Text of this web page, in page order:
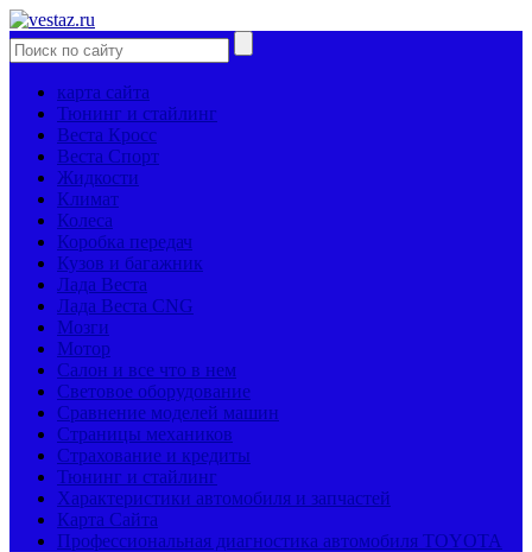
карта сайта
Тюнинг и стайлинг
Веста Кросс
Веста Спорт
Жидкости
Климат
Колеса
Коробка передач
Кузов и багажник
Лада Веста
Лада Веста CNG
Мозги
Мотор
Салон и все что в нем
Световое оборудование
Сравнение моделей машин
Страницы механиков
Страхование и кредиты
Тюнинг и стайлинг
Характеристики автомобиля и запчастей
Карта Сайта
Профессиональная диагностика автомобиля TOYOTA